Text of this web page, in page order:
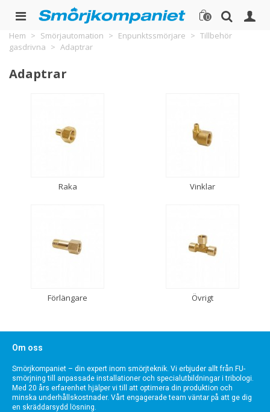
0
Hem > Smörjautomation > Enpunktssmörjare > Tillbehör
gasdrivna > Adaptrar
Adaptrar
Raka Vinklar
Förlängare Övrigt
Om oss
Smörjkompaniet – din expert inom smörjteknik. Vi erbjuder allt från FU-
smörjning till anpassade installationer och specialutbildningar i tribologi.
Med 20 års erfarenhet hjälper vi till att optimera din produktion och
minska underhållskostnader. Vårt engagerade team väntar på att ge dig
en skräddarsydd lösning.